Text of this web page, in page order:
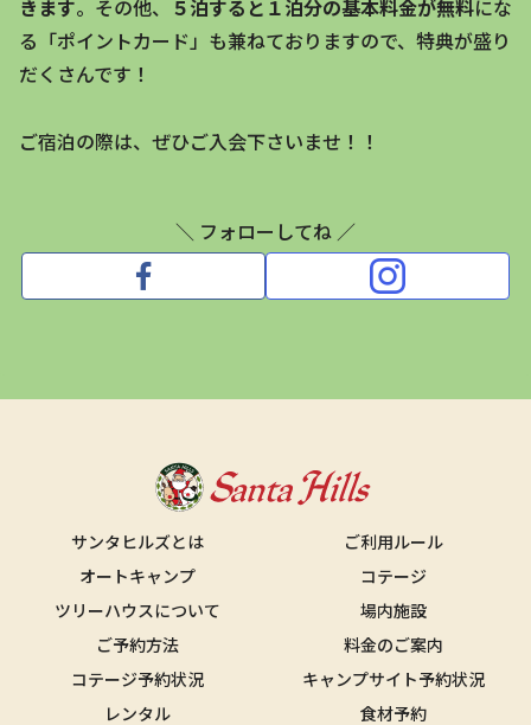
きます。その他、 ５泊すると１泊分の基本料金が無料にな
る「ポイントカード」も兼ねておりますので、特典が盛り
だくさんです！
ご宿泊の際は、ぜひご入会下さいませ！！
＼ フォローしてね ／
サンタヒルズとは
ご利用ルール
オートキャンプ
コテージ
ツリーハウスについて
場内施設
ご予約方法
料金のご案内
コテージ予約状況
キャンプサイト予約状況
レンタル
食材予約